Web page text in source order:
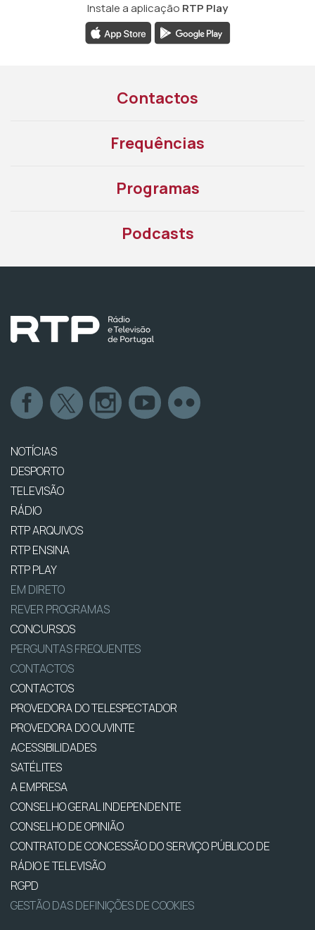
Instale a aplicação RTP Play
Contactos
Frequências
Programas
Podcasts
NOTÍCIAS
DESPORTO
TELEVISÃO
RÁDIO
RTP ARQUIVOS
RTP ENSINA
RTP PLAY
EM DIRETO
REVER PROGRAMAS
CONCURSOS
PERGUNTAS FREQUENTES
CONTACTOS
CONTACTOS
PROVEDORA DO TELESPECTADOR
PROVEDORA DO OUVINTE
ACESSIBILIDADES
SATÉLITES
A EMPRESA
CONSELHO GERAL INDEPENDENTE
CONSELHO DE OPINIÃO
CONTRATO DE CONCESSÃO DO SERVIÇO PÚBLICO DE
RÁDIO E TELEVISÃO
RGPD
GESTÃO DAS DEFINIÇÕES DE COOKIES